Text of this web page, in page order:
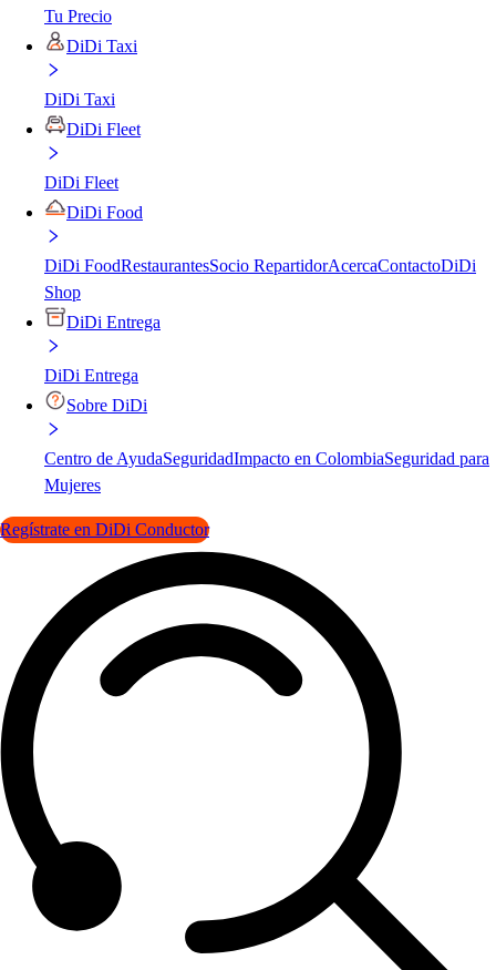
Tu Precio
DiDi Taxi
DiDi Taxi
DiDi Fleet
DiDi Fleet
DiDi Food
DiDi FoodRestaurantesSocio RepartidorAcercaContactoDiDi
Shop
DiDi Entrega
DiDi Entrega
Sobre DiDi
Centro de AyudaSeguridadImpacto en ColombiaSeguridad para
Mujeres
Regístrate en DiDi Conductor